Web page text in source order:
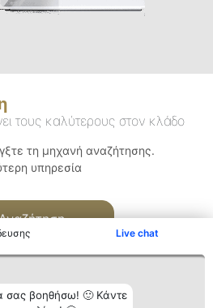
Live chat
σας βοηθήσω! 🙂 Κάντε
τους καλύτερους στον κλάδο
τη μηχανή αναζήτησης.
υπηρεσία